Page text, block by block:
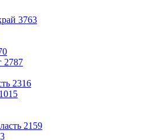
3763
2787
2316
1015
2159